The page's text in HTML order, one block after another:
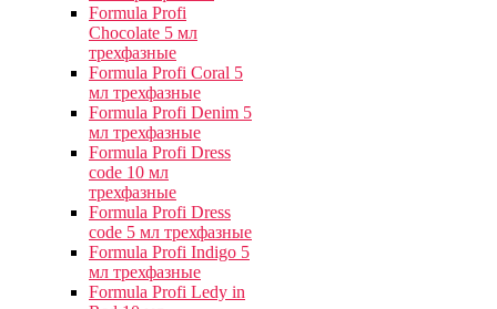
Formula Profi
Chocolate 5 мл
трехфазные
Formula Profi Coral 5
мл трехфазные
Formula Profi Denim 5
мл трехфазные
Formula Profi Dress
code 10 мл
трехфазные
Formula Profi Dress
code 5 мл трехфазные
Formula Profi Indigo 5
мл трехфазные
Formula Profi Ledy in